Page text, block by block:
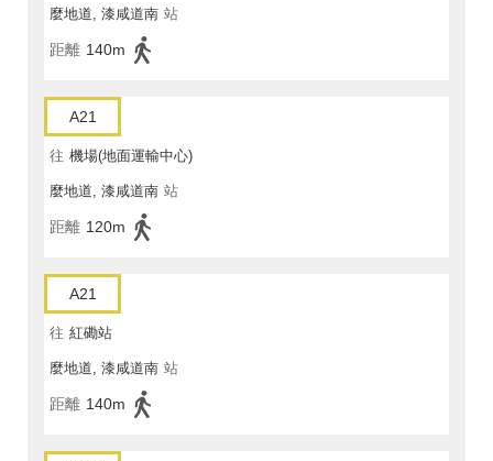
麼地道, 漆咸道南 站
距離 140m
A21
往 機場(地面運輸中心)
麼地道, 漆咸道南 站
距離 120m
A21
往 紅磡站
麼地道, 漆咸道南 站
距離 140m